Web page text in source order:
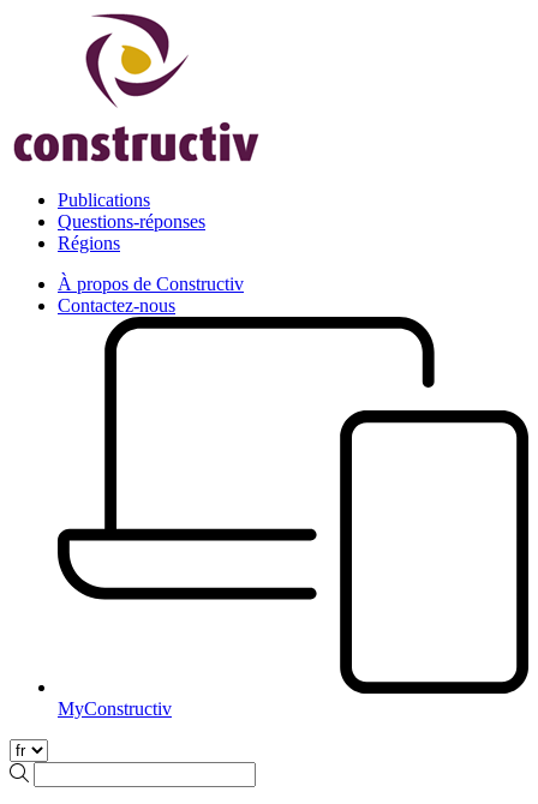
Publications
Questions-réponses
Régions
À propos de Constructiv
Contactez-nous
MyConstructiv